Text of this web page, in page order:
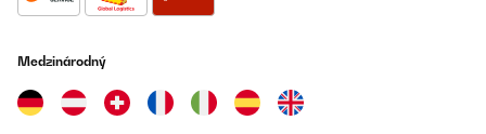
Medzinárodný